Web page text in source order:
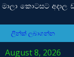
මාලා කොටසට
ලින්ක් ලබාගන්න
August 8, 2026